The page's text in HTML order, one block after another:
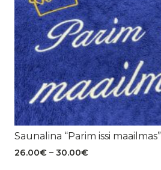
Saunalina “Parim issi maailmas”
26.00€ – 30.00€